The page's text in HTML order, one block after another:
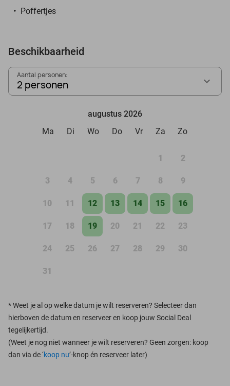
Poffertjes
Beschikbaarheid
Aantal personen:
2 personen
augustus 2026
Ma
Di Wo Do Vr Za Zo
1 2
3 4 5 6 7 8 9
10 11 12 13 14 15 16
17 18 19 20 21 22 23
24 25 26 27 28 29 30
31
*Weet je al op welke datum je wilt reserveren? Selecteer dan
hierboven de datum en reserveer en koop jouw Social Deal
tegelijkertijd.
(Weet je nog niet wanneer je wilt reserveren? Geen zorgen: koop
dan via de ‘koop nu’-knop én reserveer later)